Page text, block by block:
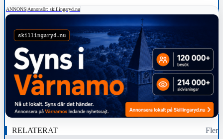
ANNONS|Annonsör: skillingaryd.nu
RELATERAT Fler